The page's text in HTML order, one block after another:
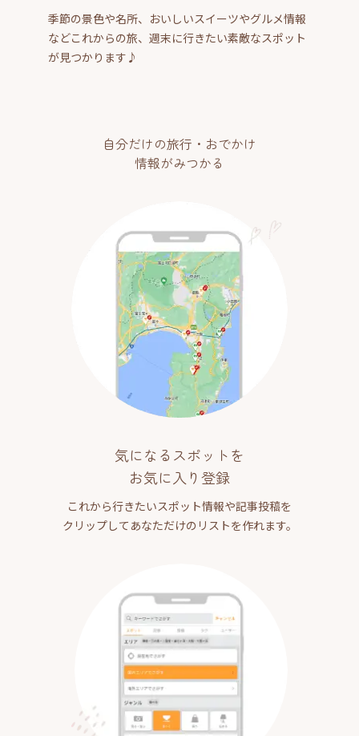
季節の景色や名所、おいしいスイーツやグルメ情報
などこれからの旅、週末に行きたい素敵なスポット
が見つかります♪
自分だけの旅行・おでかけ
情報がみつかる
気になるスポットを
お気に入り登録
これから行きたいスポット情報や記事投稿を
クリップしてあなただけのリストを作れます。